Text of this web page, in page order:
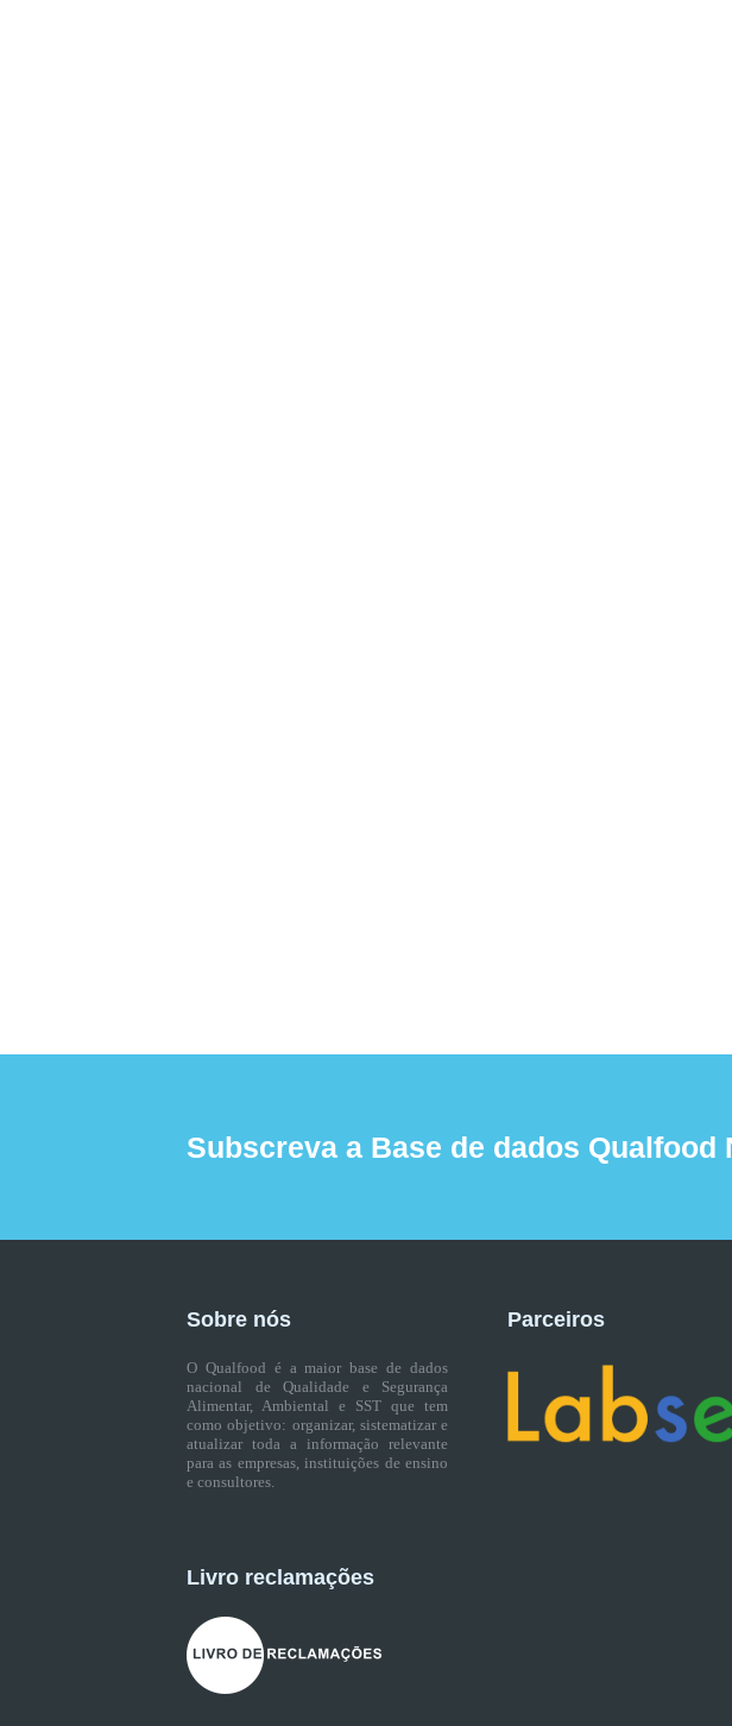
Subscreva a Base de dados Qualfood
Sobre nós
O Qualfood é a maior base de dados
nacional de Qualidade e Segurança
Alimentar, Ambiental e SST que tem
como objetivo: organizar, sistematizar e
atualizar toda a informação relevante
para as empresas, instituições de ensino
e consultores.
Livro reclamações
Parceiros